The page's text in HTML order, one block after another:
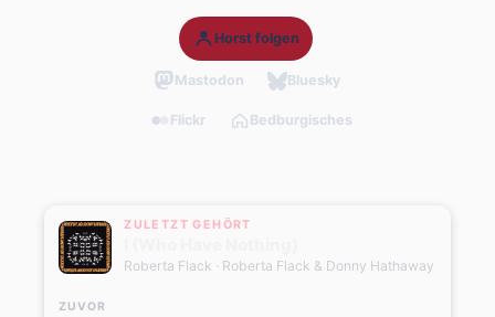
Horst folgen
Mastodon Bluesky
Flickr Bedburgisches
ZULETZT GEHÖRT
Roberta Flack · Roberta Flack & Donny Hathaway
ZUVOR